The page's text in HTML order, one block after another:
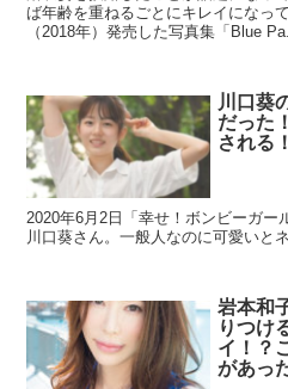
ば年齢を重ねるごとにキレイになっ
（2018年）発売した写真集「Blue
川口葵
だった
される
2020年6月2日「幸せ！ボンビーガー
川口葵さん。一般人なのに可愛いと
岩本和
りつけ
イ！？
があっ